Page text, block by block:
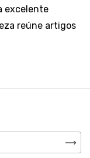
excelente
reúne artigos